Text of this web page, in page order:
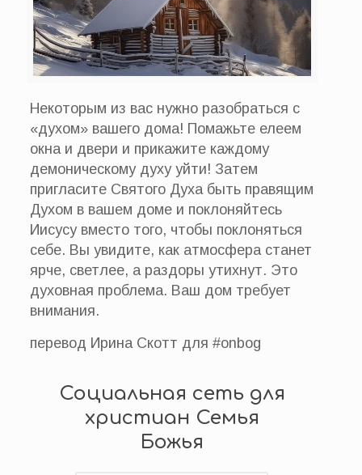
Некоторым из вас нужно разобраться с
«духом» вашего дома! Помажьте елеем
окна и двери и прикажите каждому
демоническому духу уйти! Затем
пригласите Святого Духа быть правящим
Духом в вашем доме и поклоняйтесь
Иисусу вместо того, чтобы поклоняться
себе. Вы увидите, как атмосфера станет
ярче, светлее, а раздоры утихнут. Это
духовная проблема. Ваш дом требует
внимания.
перевод Ирина Скотт для #onbog
Социальная сеть для
христиан Семья
Божья